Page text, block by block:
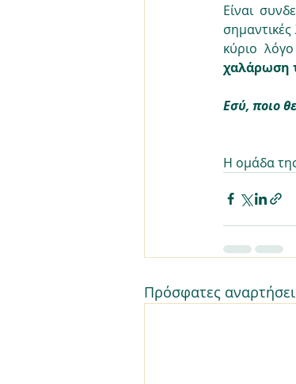
Eίναι
κύριο
χαλάρωση
Εσύ, ποιο
Η ομάδα
Πρόσφατες